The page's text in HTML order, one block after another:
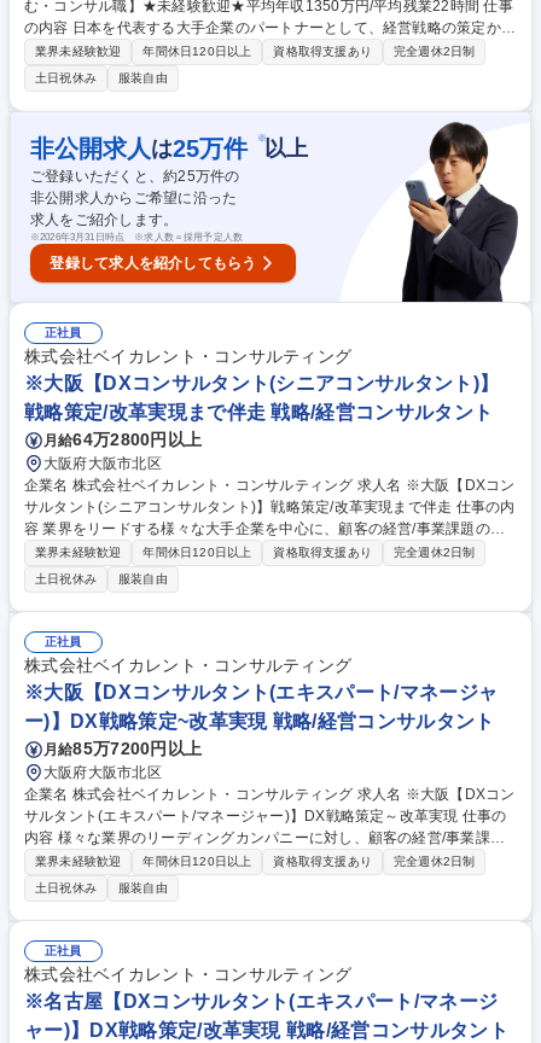
む・コンサル職】★未経験歓迎★平均年収1350万円/平均残業22時間 仕事
の内容 日本を代表する大手企業のパートナーとして、経営戦略の策定から
DX推進、業務変革まで、企業の重要課題を解決に導くコンサルティング
業務を担います。営業経験を活かし、変革の「実行」をリードする役割で
す。 入社後は「ワンプール制」のもと、業界やテーマを限定せず、多様な
プロジェクトに参画。具体的には、市場分析、課題特定、解決策の立案、
資料作成に加え、顧客へのプレゼンテーションや現場での定着支援を担
当。特定のパッケージ販売ではなく、顧客の状況に合わせたオーダーメイ
ドの支援を行うため、営業職で培った「顧客を動かす力」が最大の武器と
なります。 募集職種 【営業経験求む・コンサル職】★未経験歓迎★平均
年収1350万円/平均残業22時間
業界未経験歓迎 年間休日120日以上 資格取得支援あり
完全週休2日制
土日祝休み
服装自由
非公開求人 は25万件 ※以上
ご登録いただくと、約25万件の
非公開求人からご希望に沿った
求人をご紹介します。
※2026年3月31日時点 ※求人数＝採用予定人数
登録して求人を紹介してもらう
正社員
株式会社ベイカレント・コンサルティング
※大阪【DXコンサルタント(シニアコンサルタント)】
戦略策定/改革実現まで伴走 戦略/経営コンサルタント
月給64万2800円以上
大阪府大阪市北区
企業名 株式会社ベイカレント・コンサルティング 求人名 ※大阪【DXコン
サルタント(シニアコンサルタント)】戦略策定/改革実現まで伴走 仕事の内
容 業界をリードする様々な大手企業を中心に、顧客の経営/事業課題の解
決に向け、経営/事業戦略を踏まえたDX戦略/推進計画の立案、変革実現に
必要な組織整備、デジタル実装など幅広い支援をリード頂きます。 【プロ
ジェクト事例】★デジタル化推進方針の策定支援（先進事例の調査、DX
技術の活用機会及びユースケースの具体化、左記を実現する協業先(AIベン
ダー等)の選定/ROIの概算及び中期経営計画への落し込み）★デジタル化
組織のケイパビリティ獲得に向けた体制構築（DX戦略実現を阻害する組
織課題の抽出→課題解消に必要な組織能力の明確化→組織能力獲得のスキ
ームとステップの計画化→トレーニング提供と上記計画の推進/実行） 募
集職種 ※大阪【DXコンサルタント(シニアコンサルタント)】戦略策定/改
革実現まで伴走
業界未経験歓迎 年間休日120日以上 資格取得支援あり
完全週休2日制
土日祝休み
服装自由
正社員
株式会社ベイカレント・コンサルティング
※大阪【DXコンサルタント(エキスパート/マネージャ
ー)】DX戦略策定~改革実現 戦略/経営コンサルタント
月給85万7200円以上
大阪府大阪市北区
企業名 株式会社ベイカレント・コンサルティング 求人名 ※大阪【DXコン
サルタント(エキスパート/マネージャー)】DX戦略策定～改革実現 仕事の
内容 様々な業界のリーディングカンパニーに対し、顧客の経営/事業課題
の解決に向け、経営/事業戦略を踏まえたDX戦略/推進計画の立案、変革実
現に必要な組織整備、デジタル実装など幅広い支援をリード頂きます。
【プロジェクト事例】★デジタル化推進方針の策定支援（先進事例の調
査、DX技術の活用機会及びユースケースの具体化、左記を実現する協業
先(AIベンダー等)の選定/ROIの概算及び中期経営計画への落し込み）★デ
ジタル化組織のケイパビリティ獲得に向けた体制構築（DX戦略実現を阻
害する組織課題の抽出→課題解消に必要な組織能力の明確化→組織能力獲
得のスキームとステップの計画化→トレーニング提供と上記計画の推進/実
行） 募集職種 ※大阪【DXコンサルタント(エキスパート/マネージャー)】
業界未経験歓迎 年間休日120日以上 資格取得支援あり
完全週休2日制
土日祝休み
服装自由
正社員
株式会社ベイカレント・コンサルティング
※名古屋【DXコンサルタント(エキスパート/マネージ
ャー)】DX戦略策定/改革実現 戦略/経営コンサルタント